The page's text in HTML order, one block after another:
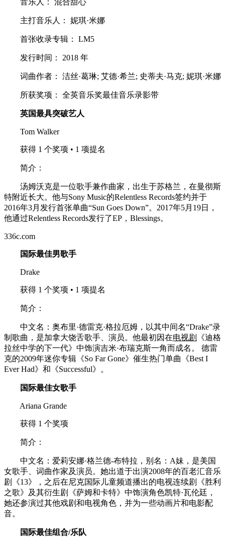
主打音乐人： 妮琪·米娜
首张收录专辑： LM5
发行时间： 2018 年
词曲作者： 洁丝·葛琳; 艾德·希兰; 史蒂夫·马克; 妮琪·米娜
所获奖项： 全英音乐奖最佳音乐录影带
英国最具突破艺人
Tom Walker
获得 1 个奖项 • 1 项提名
简介：
汤姆沃克是一位歌手兼作曲家，出生于苏格兰，在曼彻斯
特附近长大。他与Sony Music的Relentless Records签约并于
2016年3月发行首张单曲“Sun Goes Down”。2017年5月19日，
他通过Relentless Records发行了EP，Blessings。
336c.com
国际最佳男歌手
Drake
获得 1 个奖项 • 1 项提名
简介：
中文名：奥布里·德雷克·格拉厄姆，以其中间名“Drake”录
制歌曲，是加拿大饶舌歌手、演员。他最初因在电视剧
《迪格
拉丝中学的下一代》中饰演吉米·布瑞克斯一角而成名。 德雷
克的2009年迷你专辑《So Far Gone》催生热门单曲《Best I
Ever Had》和《Successful》。
国际最佳女歌手
Ariana Grande
获得 1 个奖项
简介：
中文名：爱莉安娜·格兰德-布特拉，别名：A妹，是美国
女歌手、词曲作家及演员。她出道于出演2008年的百老汇音乐
剧《13》，之后在尼克国际儿童频道播出的电视连续剧《胜利
之歌》及其衍生剧《萨姆和卡特》中饰演角色凯特·瓦伦廷，
她还参演过其他戏剧和电视角色，并为一些动画片和电影配
音。
国际最佳组合/乐队